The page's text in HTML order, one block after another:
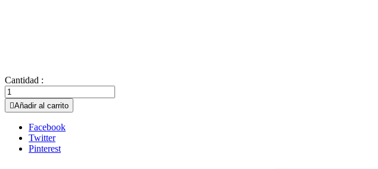
Cantidad :
Añadir al carrito
Facebook
Twitter
Pinterest